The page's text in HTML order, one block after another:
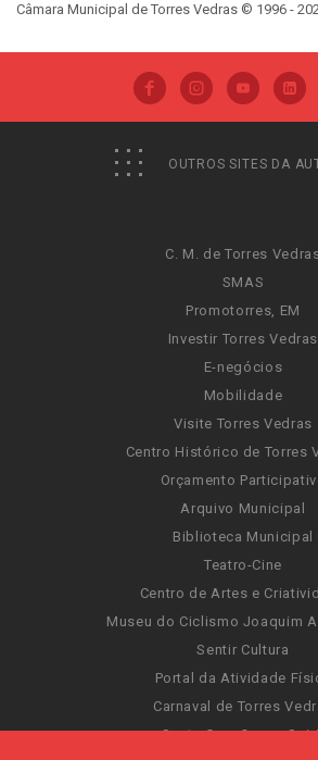
Câmara Municipal de Torres Vedras © 1996 -
OUTROS SITES DA
C. M. de Torres
SMAS
Promotorres, EM
Investir Torres Vedras
E-negócios
Mobilidade
Visite Torres Vedras
Centro Histórico de Torres
Orçamento
Arquivo Municipal
Biblioteca Municipal
Teatro-Cine
Centro de Artes e
Museu do Ciclismo Joaquim
Sentir Cultura
Portal da Atividade
Carnaval de Torres
Santa Cruz Ocean